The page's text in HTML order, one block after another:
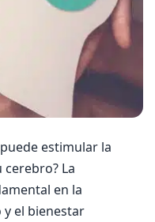
estimular la
La
en la
el bienestar